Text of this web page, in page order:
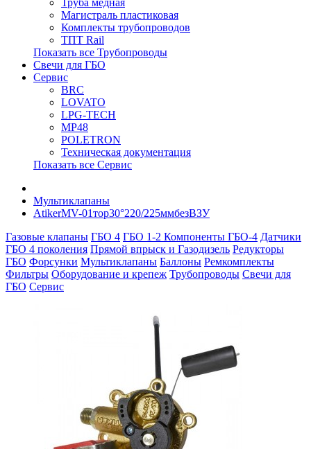
Труба медная
Магистраль пластиковая
Комплекты трубопроводов
ТПТ Rail
Показать все Трубопроводы
Свечи для ГБО
Сервис
BRC
LOVATO
LPG-TECH
MP48
POLETRON
Техническая документация
Показать все Сервис
Мультиклапаны
AtikerMV-01тор30°220/225ммбезВЗУ
Газовые клапаны ГБО 4 ГБО 1-2 Компоненты ГБО-4 Датчики
ГБО 4 поколения Прямой впрыск и Газодизель Редукторы
ГБО Форсунки Мультиклапаны Баллоны Ремкомплекты
Фильтры Оборудование и крепеж Трубопроводы Свечи для
ГБО Сервис